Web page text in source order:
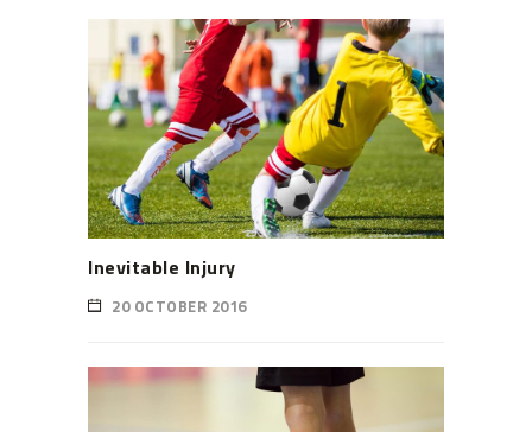
Inevitable Injury
20 OCTOBER 2016